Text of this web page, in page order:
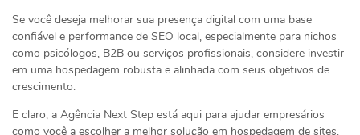
Se você deseja melhorar sua presença digital com uma base
confiável e performance de SEO local, especialmente para nichos
como psicólogos, B2B ou serviços profissionais, considere investir
em uma hospedagem robusta e alinhada com seus objetivos de
crescimento.
E claro, a Agência Next Step está aqui para ajudar empresários
como você a escolher a melhor solução em hospedagem de sites,